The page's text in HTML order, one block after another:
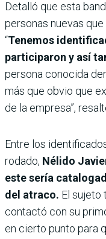
Detalló que esta
personas nuevas
“Tenemos
participaron y así
persona conocida
más que obvio que
de la empresa”,
Entre los
rodado, Nélido
este sería
del atraco. El sujeto
contactó con su
en cierto punto para